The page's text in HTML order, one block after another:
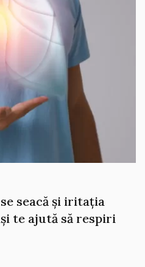
seacă și iritația
te ajută să respiri